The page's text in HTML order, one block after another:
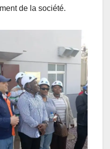
de la société.